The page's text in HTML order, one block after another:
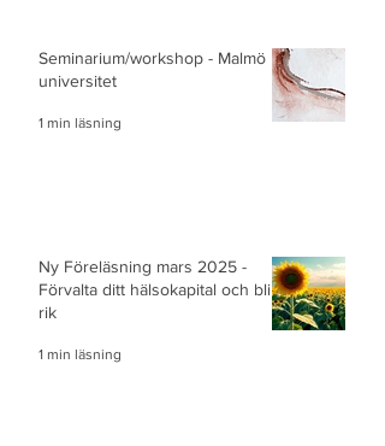
Seminarium/workshop - Malmö
universitet
1 min läsning
Ny Föreläsning mars 2025 -
Förvalta ditt hälsokapital och bli
rik
1 min läsning